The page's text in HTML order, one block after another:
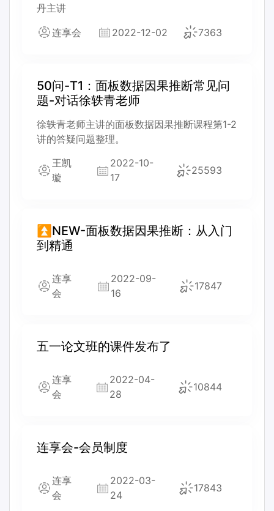
丹主讲
连享会
2022-12-02 7363
50问-T1：面板数据因果推断常见问
题-对话徐轶青老师
徐轶青老师主讲的面板数据因果推断课程第1-2
讲的答疑问题整理。
王凯
璇
2022-10-
17
25593
⏫NEW-面板数据因果推断：从入门
到精通
连享
会
2022-09-
16
17847
五一论文班的课件发布了
连享
会
2022-04-
28
10844
连享会-会员制度
连享
会
2022-03-
24
17843